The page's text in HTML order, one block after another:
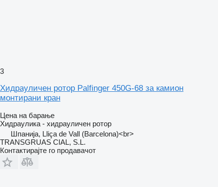
3
Хидрауличен ротор Palfinger 450G-68 за камион
монтирани кран
Цена на барање
Хидраулика - хидрауличен ротор
Шпанија, Lliça de Vall (Barcelona)<br>
TRANSGRUAS CIAL, S.L.
Контактирајте го продавачот